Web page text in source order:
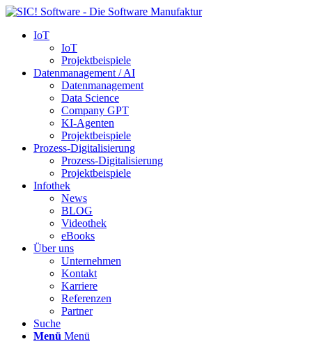
IoT
IoT
Projektbeispiele
Datenmanagement / AI
Datenmanagement
Data Science
Company GPT
KI-Agenten
Projektbeispiele
Prozess-Digitalisierung
Prozess-Digitalisierung
Projektbeispiele
Infothek
News
BLOG
Videothek
eBooks
Über uns
Unternehmen
Kontakt
Karriere
Referenzen
Partner
Suche
Menü Menü